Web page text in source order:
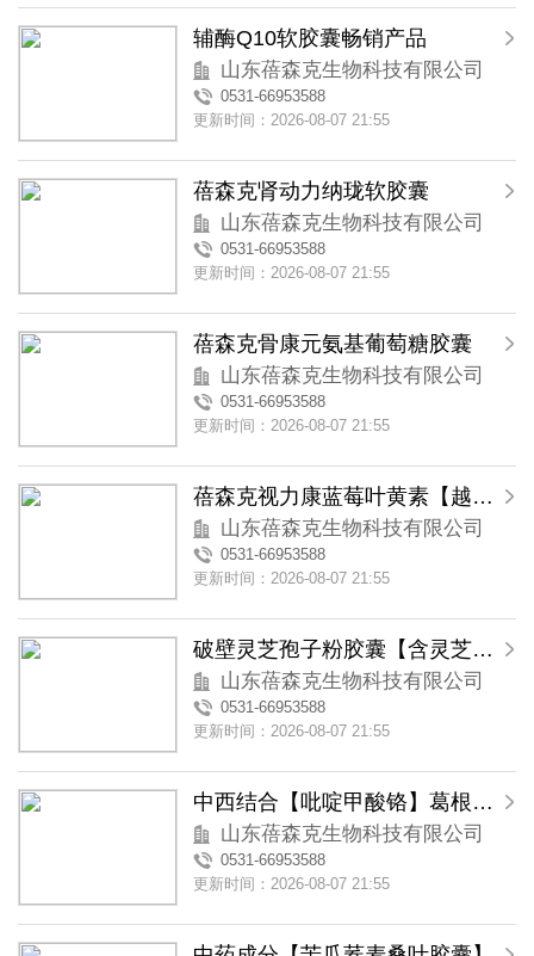
辅酶Q10软胶囊畅销产品
山东蓓森克生物科技有限公司
0531-66953588
更新时间：2026-08-07 21:55
蓓森克肾动力纳珑软胶囊
山东蓓森克生物科技有限公司
0531-66953588
更新时间：2026-08-07 21:55
蓓森克骨康元氨基葡萄糖胶囊
山东蓓森克生物科技有限公司
0531-66953588
更新时间：2026-08-07 21:55
蓓森克视力康蓝莓叶黄素【越橘叶黄素】软胶囊
山东蓓森克生物科技有限公司
0531-66953588
更新时间：2026-08-07 21:55
破壁灵芝孢子粉胶囊【含灵芝三萜类物质】
山东蓓森克生物科技有限公司
0531-66953588
更新时间：2026-08-07 21:55
中西结合【吡啶甲酸铬】葛根苦瓜铬胶囊
山东蓓森克生物科技有限公司
0531-66953588
更新时间：2026-08-07 21:55